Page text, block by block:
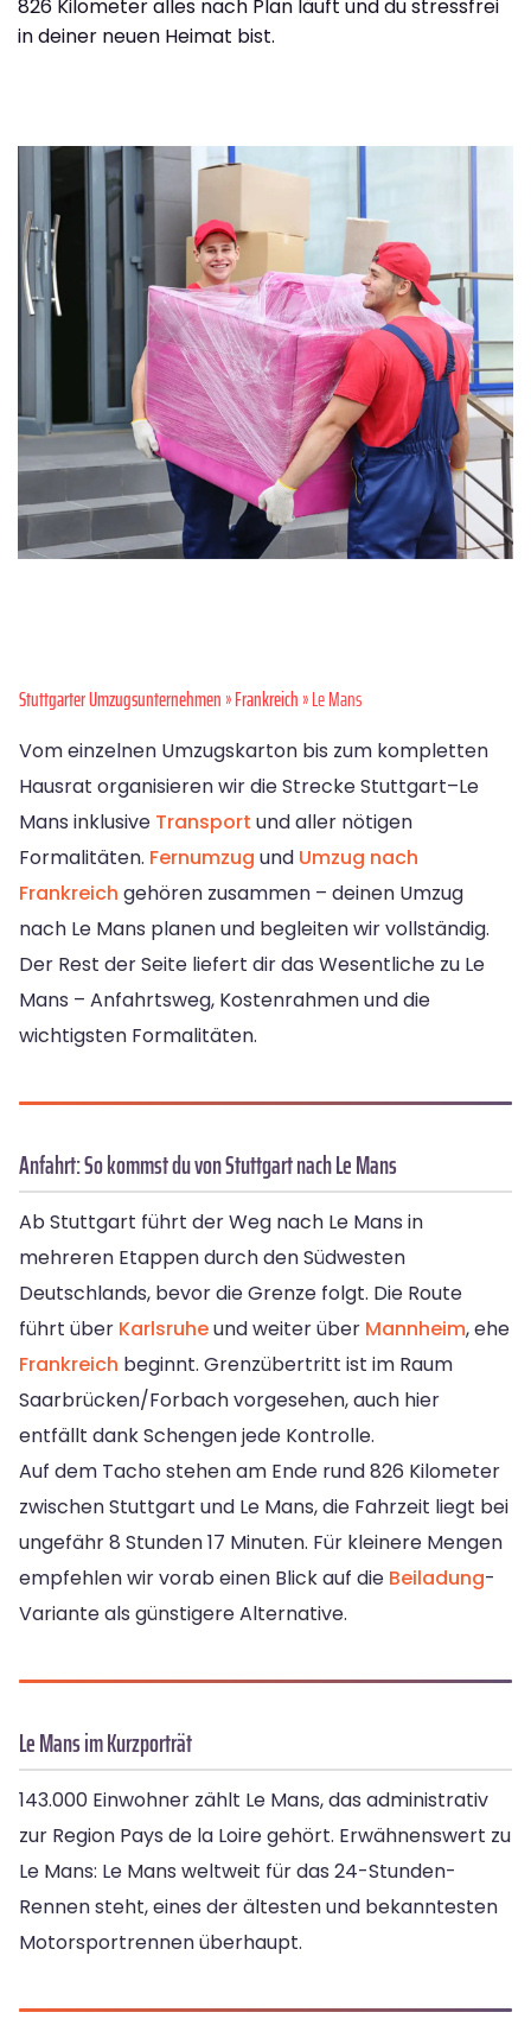
826 Kilometer alles nach Plan läuft und du stressfrei
in deiner neuen Heimat bist.
Stuttgarter Umzugsunternehmen»Frankreich» Le Mans
Vom einzelnen Umzugskarton bis zum kompletten
Hausrat organisieren wir die Strecke Stuttgart–Le
Mans inklusive Transport und aller nötigen
Formalitäten. Fernumzug und Umzug nach
Frankreich gehören zusammen – deinen Umzug
nach Le Mans planen und begleiten wir vollständig.
Der Rest der Seite liefert dir das Wesentliche zu Le
Mans – Anfahrtsweg, Kostenrahmen und die
wichtigsten Formalitäten.
Anfahrt: So kommst du von Stuttgart nach Le Mans
Ab Stuttgart führt der Weg nach Le Mans in
mehreren Etappen durch den Südwesten
Deutschlands, bevor die Grenze folgt. Die Route
führt über Karlsruheund weiter über Mannheim, ehe
Frankreich beginnt. Grenzübertritt ist im Raum
Saarbrücken/Forbach vorgesehen, auch hier
entfällt dank Schengen jede Kontrolle.
Auf dem Tacho stehen am Ende rund 826 Kilometer
zwischen Stuttgart und Le Mans, die Fahrzeit liegt bei
ungefähr 8 Stunden 17 Minuten. Für kleinere Mengen
empfehlen wir vorab einen Blick auf die Beiladung-
Variante als günstigere Alternative.
Le Mans im Kurzporträt
143.000 Einwohner zählt Le Mans, das administrativ
zur Region Pays de la Loire gehört. Erwähnenswert zu
Le Mans: Le Mans weltweit für das 24-Stunden-
Rennen steht, eines der ältesten und bekanntesten
Motorsportrennen überhaupt.